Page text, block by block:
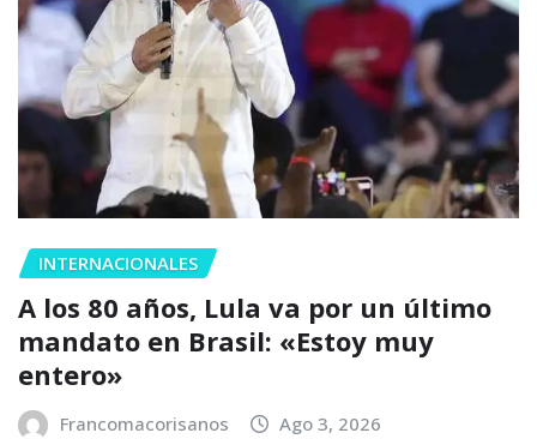
INTERNACIONALES
A los 80 años, Lula va por un último
mandato en Brasil: «Estoy muy
entero»
Francomacorisanos Ago 3, 2026